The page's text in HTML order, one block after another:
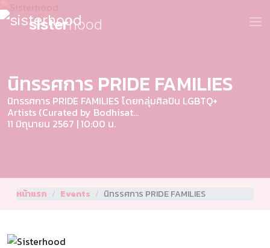
sisterhood
นิทรรศการ PRIDE FAMILIES
นิทรรศการ PRIDE FAMILIES โดยกลุ่มศิลปิน LGBTQ+
Artists (Curated by Bodhisat...
11 มิถุนายน 2567 | 10:00 น.
หน้าแรก Events นิทรรศการ PRIDE FAMILIES